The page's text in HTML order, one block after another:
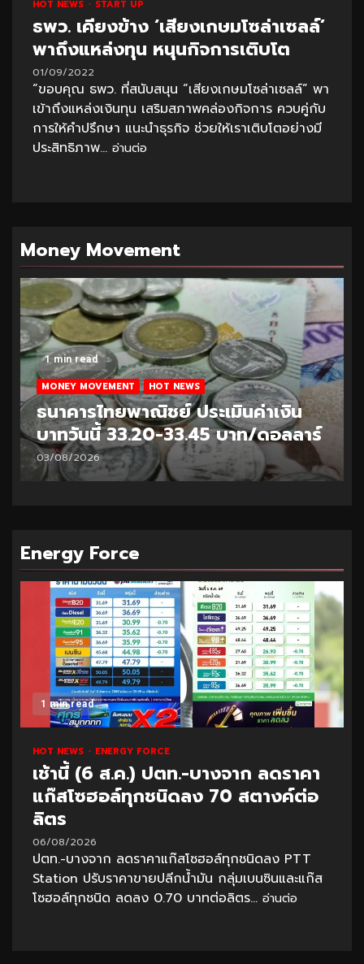
HOT NEWS START UP
ธพว. เคียงข้าง ‘เสียงเกษมโซล่าเซลล์’
พาถึงแหล่งทุน หนุนกิจการเติบโต
01/09/2022
“ขอบคุณ ธพว. ที่สนับสนุน “เสียงเกษมโซล่าเซลล์” พา
เข้าถึงแหล่งเงินทุน เสริมสภาพคล่องกิจการ ควบคู่กับ
การให้คำปรึกษา แนะนำธุรกิจ ช่วยให้เราเติบโตอย่างมี
ประสิทธิภาพ... อ่านต่อ
Money Movement
1 min read
MONEY MOVEMENT HOT NEWS
ธนาคารไทยพาณิชย์ ประเมินค่าเงิน
บาทวันนี้ 33.20-33.45 บาท/ดอลลาร์
03/08/2026
Energy Force
1 min read
HOT NEWS ENERGY FORCE
เช้านี้ (6 ส.ค.) ปตท.-บางจาก ลดราคา
แก๊สโซฮอล์ทุกชนิดลง 70 สตางค์ต่อ
ลิตร
06/08/2026
ปตท.-บางจาก ลดราคาแก๊สโซฮอล์ทุกชนิดลง PTT
Station ปรับราคาขายปลีกน้ำมัน กลุ่มเบนซินและแก๊ส
โซฮอล์ทุกชนิด ลดลง 0.70 บาทต่อลิตร... อ่านต่อ